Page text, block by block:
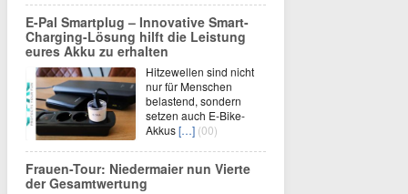
E-Pal Smartplug – Innovative Smart-
Charging-Lösung hilft die Leistung
eures Akku zu erhalten
Hitzewellen sind nicht
nur für Menschen
belastend, sondern
setzen auch E-Bike-
Akkus[…] (00)
Frauen-Tour: Niedermaier nun Vierte
der Gesamtwertung